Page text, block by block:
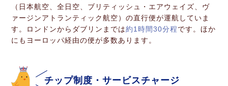
（日本航空、全日空、ブリティッシュ・エアウェイズ、ヴ
ァージンアトランティック航空）の直行便が運航していま
す。ロンドンからダブリンまでは約1時間30分程です。ほか
にもヨーロッパ経由の便が多数あります。
チップ制度・サービスチャージ